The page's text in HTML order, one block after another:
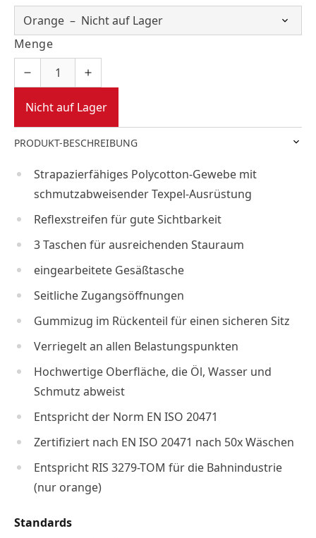
Menge
Nicht auf Lager
PRODUKT-BESCHREIBUNG
Strapazierfähiges Polycotton-Gewebe mit
schmutzabweisender Texpel-Ausrüstung
Reflexstreifen für gute Sichtbarkeit
3 Taschen für ausreichenden Stauraum
eingearbeitete Gesäßtasche
Seitliche Zugangsöffnungen
Gummizug im Rückenteil für einen sicheren Sitz
Verriegelt an allen Belastungspunkten
Hochwertige Oberfläche, die Öl, Wasser und
Schmutz abweist
Entspricht der Norm EN ISO 20471
Zertifiziert nach EN ISO 20471 nach 50x Wäschen
Entspricht RIS 3279-TOM für die Bahnindustrie
(nur orange)
Standards